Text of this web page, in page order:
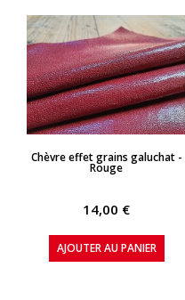
APERÇU RAPIDE
Chèvre effet grains galuchat -
Rouge
14,00 €
AJOUTER AU PANIER